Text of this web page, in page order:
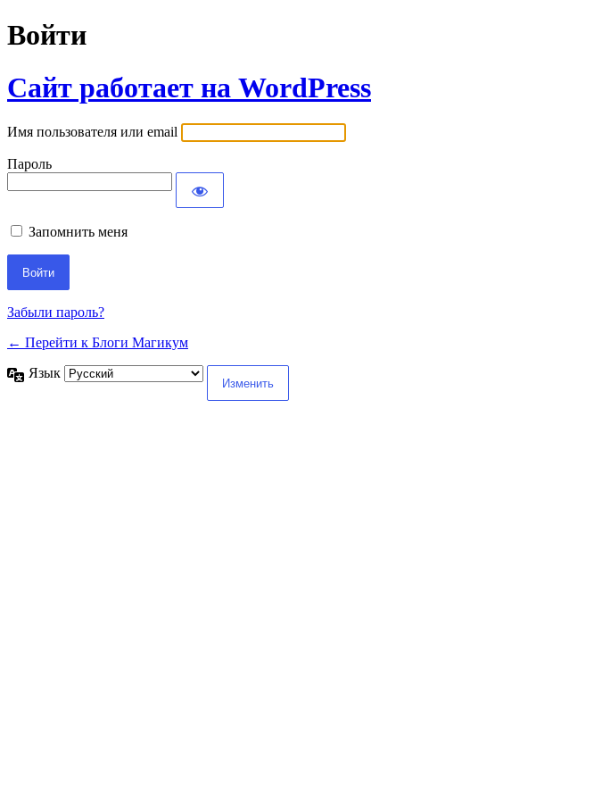
Войти
Сайт работает на WordPress
Имя пользователя или email
Пароль
Запомнить меня
Забыли пароль?
← Перейти к Блоги Магикум
Язык